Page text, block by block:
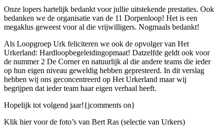
Onze lopers hartelijk bedankt voor jullie uitstekende prestaties. Ook
bedanken we de organisatie van de 11 Dorpenloop! Het is een
megaklus geweest voor al die vrijwilligers. Nogmaals bedankt!
Als Loopgroep Urk feliciteren we ook de opvolger van Het
Urkerland: Hardloopbegeleidingopmaat! Datzelfde geldt ook voor
de nummer 2 De Corner en natuurlijk al die andere teams die ieder
op hun eigen niveau geweldig hebben gepresteerd. In dit verslag
hebben wij ons geconcentreerd op Het Urkerland maar wij
begrijpen dat ieder team haar eigen verhaal heeft.
Hopelijk tot volgend jaar!{jcomments on}
Klik hier voor de foto’s van Bert Ras (selectie van Urkers)